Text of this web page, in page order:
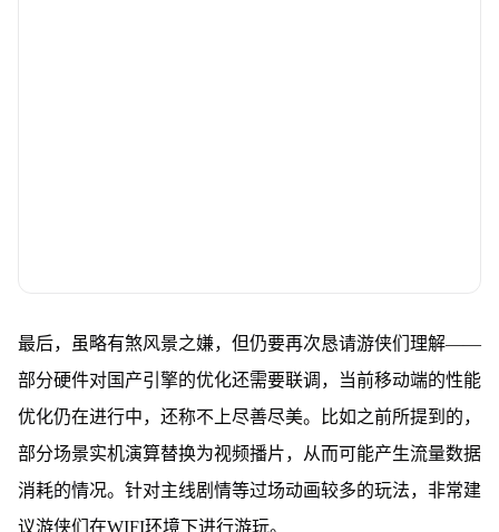
最后，虽略有煞风景之嫌，但仍要再次恳请游侠们理解——
部分硬件对国产引擎的优化还需要联调，当前移动端的性能
优化仍在进行中，还称不上尽善尽美。比如之前所提到的，
部分场景实机演算替换为视频播片，从而可能产生流量数据
消耗的情况。针对主线剧情等过场动画较多的玩法，非常建
议游侠们在WIFI环境下进行游玩。